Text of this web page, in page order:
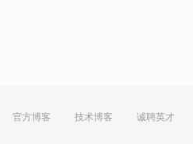
官方博客 技术博客 诚聘英才